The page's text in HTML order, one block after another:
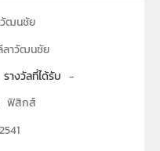
วัฒนชัย
ลาวัฒนชัย
รางวัลที่ได้รับ -
ฟิสิกส์